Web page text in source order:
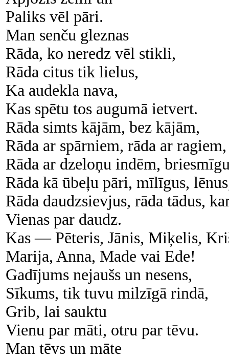
Paliks vēl pāri.
Man senču gleznas
Rāda, ko neredz vēl stikli,
Rāda citus tik lielus,
Ka audekla nava,
Kas spētu tos augumā ietvert.
Rāda simts kājām, bez kājām,
Rāda ar spārniem, rāda ar ragiem,
Rāda ar dzeloņu indēm,
Rāda kā ūbeļu pāri, mīlīgus,
Rāda daudzsievjus, rāda tādus,
Vienas par daudz.
Kas — Pēteris, Jānis, Miķelis,
Marija, Anna, Made vai Ede!
Gadījums nejaušs un nesens,
Sīkums, tik tuvu milzīgā rindā,
Grib, lai sauktu
Vienu par māti, otru par tēvu.
Man tēvs un māte